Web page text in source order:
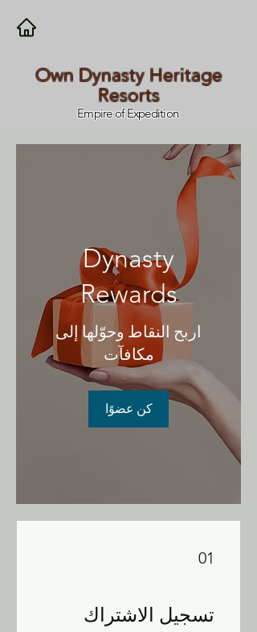
Own Dynasty Heritage
Resorts
Empire of Expedition
Dynasty
Rewards
اربح النقاط وحوّلها إلى
مكافآت
كن عضوًا
01
تسجيل الاشتراك